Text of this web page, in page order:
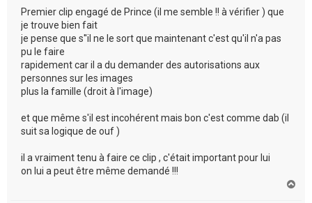
Premier clip engagé de Prince (il me semble !! à vérifier ) que
je trouve bien fait
je pense que s''il ne le sort que maintenant c'est qu'il n'a pas
pu le faire
rapidement car il a du demander des autorisations aux
personnes sur les images
plus la famille (droit à l'image)
et que même s'il est incohérent mais bon c'est comme dab (il
suit sa logique de ouf )
il a vraiment tenu à faire ce clip , c'était important pour lui
on lui a peut être même demandé !!!